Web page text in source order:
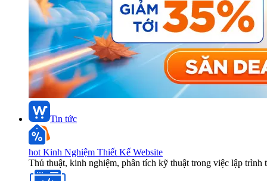
Tin tức
hot Kinh Nghiệm Thiết Kế Website
Thủ thuật, kinh nghiệm, phân tích kỹ thuật trong việc lập trình